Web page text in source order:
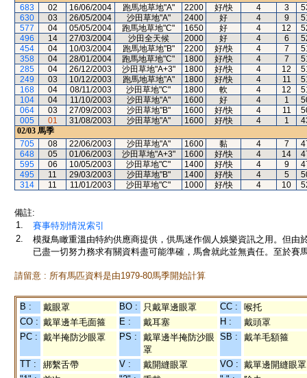
683
02 16/06/2004 跑馬地草地"A" 2200 好/快 4 3
630
03 26/05/2004 沙田草地"A" 2400 好 4 9
577
04 05/05/2004 跑馬地草地"C" 1650 好 4 12
496
14 27/03/2004 沙田全天候 2000 好 4 6
454
04 10/03/2004 跑馬地草地"B" 2200 好/快 4 7
358
04 28/01/2004 跑馬地草地"C" 1800 好/快 4 7
285
04 26/12/2003 沙田草地"A+3" 1800 好/快 4 12
249
03 10/12/2003 跑馬地草地"A" 1800 好/快 4 11
168
04 08/11/2003 沙田草地"C" 1800 軟 4 12
104
04 11/10/2003 沙田草地"A" 1600 好 4 1
064
03 27/09/2003 沙田草地"B" 1600 好/快 4 11
005
01 31/08/2003 沙田草地"A" 1600 好/快 4 1
02/03 馬季
705
08 22/06/2003 沙田草地"A" 1600 黏 4 7
648
05 01/06/2003 沙田草地"A+3" 1600 好/快 4 14
595
06 10/05/2003 沙田草地"C" 1400 好/快 4 9
495
11 29/03/2003 沙田草地"B" 1400 好/快 4 5
314
11 11/01/2003 沙田草地"C" 1000 好/快 4 10
備註:
1.
賽事特別情況索引
2.
模擬鳥瞰重溫由特約供應商提供，供馬迷作個人娛樂資訊之用。但
已盡一切努力務求有關資料盡可能準確，馬會就此並無責任。至於賽
請留意 : 所有馬匹資料是由1979-80馬季開始計算
B : 戴眼罩 BO : 只戴單邊眼罩 CC :
喉托
CO : 戴單邊羊毛面箍 E : 戴耳塞 H :
戴頭罩
PC : 戴半掩防沙眼罩 PS :
戴單邊半掩防沙眼
罩
SB : 戴羊毛額箍
TT : 綁繫舌帶 V : 戴開縫眼罩 VO : 戴單邊開縫眼罩